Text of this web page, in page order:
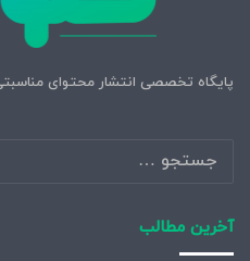
پایگاه تخصصی انتشار محتوای
آخرین مطالب